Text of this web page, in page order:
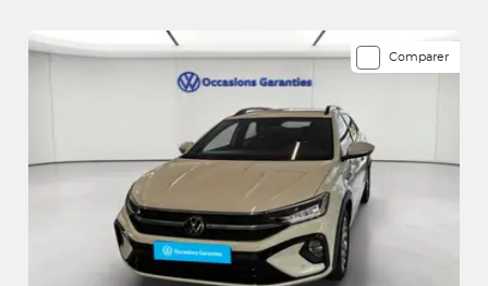
1487 véhicules correspondent à votre recherche
Comparer